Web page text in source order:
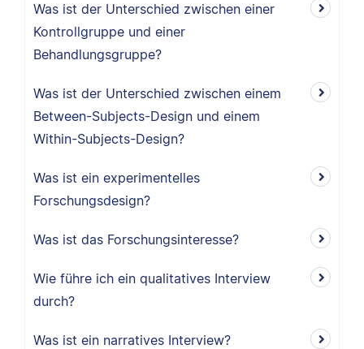
Was ist der Unterschied zwischen einer
Kontrollgruppe und einer
Behandlungsgruppe?
Was ist der Unterschied zwischen einem
Between-Subjects-Design und einem
Within-Subjects-Design?
Was ist ein experimentelles
Forschungsdesign?
Was ist das Forschungsinteresse?
Wie führe ich ein qualitatives Interview
durch?
Was ist ein narratives Interview?